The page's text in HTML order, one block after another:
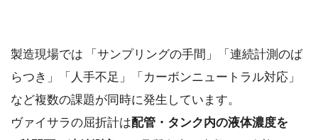
製造現場では 「サンプリングの手間」「連続計測のば
らつき」「人手不足」「カーボンニュートラル対応」
など複数の課題が同時に発生しています。
ヴァイサラの屈折計は配管・タンク内の液体濃度を